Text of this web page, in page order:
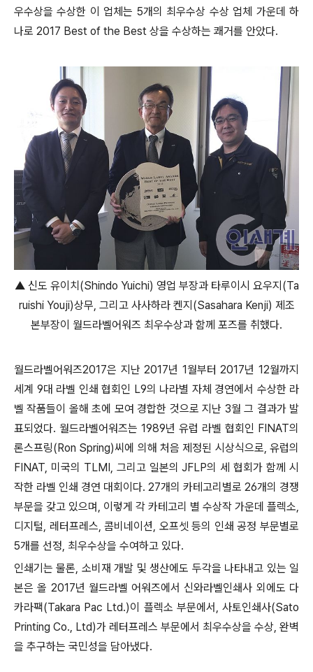
우수상을 수상한 이 업체는 5개의 최우수상 수상 업체 가운데 하
나로 2017 Best of the Best 상을 수상하는 쾌거를 안았다.
▲ 신도 유이치(Shindo Yuichi) 영업 부장과 타루이시 요우지(Ta
ruishi Youji)상무, 그리고 사사하라 켄지(Sasahara Kenji) 제조
본부장이 월드라벨어워즈 최우수상과 함께 포즈를 취했다.
월드라벨어워즈2017은 지난 2017년 1월부터 2017년 12월까지
세계 9대 라벨 인쇄 협회인 L9의 나라별 자체 경연에서 수상한 라
벨 작품들이 올해 초에 모여 경합한 것으로 지난 3월 그 결과가 발
표되었다. 월드라벨어워즈는 1989년 유럽 라벨 협회인 FINAT의
론스프링(Ron Spring)씨에 의해 처음 제정된 시상식으로, 유럽의
FINAT, 미국의 TLMI, 그리고 일본의 JFLP의 세 협회가 함께 시
작한 라벨 인쇄 경연 대회이다. 27개의 카테고리별로 26개의 경쟁
부문을 갖고 있으며, 이렇게 각 카테고리 별 수상작 가운데 플렉소,
디지털, 레터프레스, 콤비네이션, 오프셋 등의 인쇄 공정 부문별로
5개를 선정, 최우수상을 수여하고 있다.
인쇄기는 물론, 소비재 개발 및 생산에도 두각을 나타내고 있는 일
본은 올 2017년 월드라벨 어워즈에서 신와라벨인쇄사 외에도 다
카라팩(Takara Pac Ltd.)이 플렉소 부문에서, 사토인쇄사(Sato
Printing Co., Ltd)가 레터프레스 부문에서 최우수상을 수상, 완벽
을 추구하는 국민성을 담아냈다.